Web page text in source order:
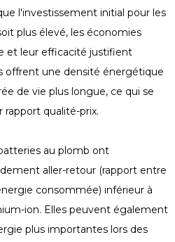
l'investissement initial pour les
plus élevé, les économies
et leur efficacité justifient
offrent une densité énergétique
de vie plus longue, ce qui se
qualité-prix.
au plomb ont
aller-retour (rapport entre
consommée) inférieur à
ion. Elles peuvent également
plus importantes lors des